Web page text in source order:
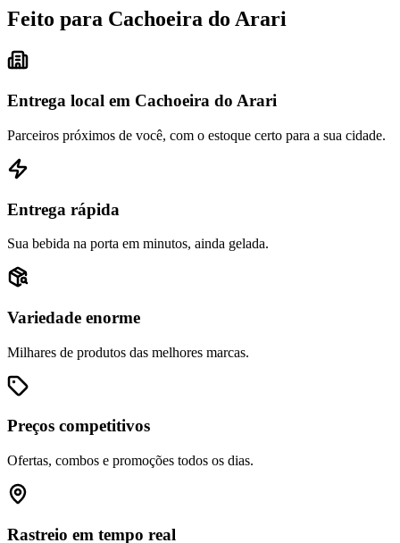
Feito para Cachoeira do Arari
Entrega local em Cachoeira do Arari
Parceiros próximos de você, com o estoque certo para a sua cidade.
Entrega rápida
Sua bebida na porta em minutos, ainda gelada.
Variedade enorme
Milhares de produtos das melhores marcas.
Preços competitivos
Ofertas, combos e promoções todos os dias.
Rastreio em tempo real